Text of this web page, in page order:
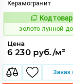
Керамогранит
521896
Код
золото лунной
Цена
6 230 руб./м²
Заказ